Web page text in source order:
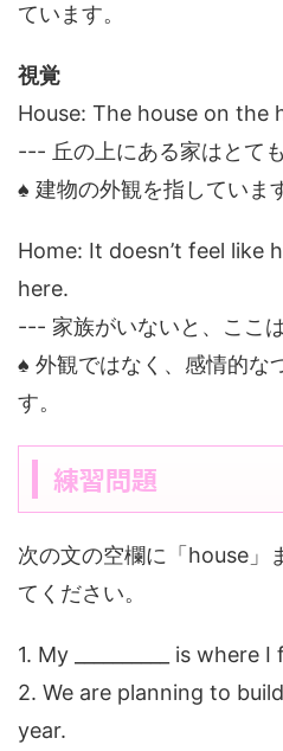
ています。
視覚
House: The house on the
--- 丘の上にある家はとて
♠ 建物の外観を指していま
Home: It doesn’t feel like
here.
--- 家族がいないと、ここ
♠ 外観ではなく、感情的な
す。
練習問題
次の文の空欄に「house」
てください。
1. My __________ is
2. We are planning to build
year.